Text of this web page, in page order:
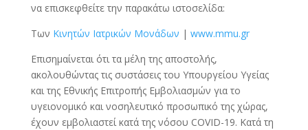
να επισκεφθείτε την παρακάτω ιστοσελίδα:
Των Κινητών Ιατρικών Μονάδων | www.mmu.gr
Επισημαίνεται ότι τα μέλη της αποστολής,
ακολουθώντας τις συστάσεις του Υπουργείου Υγείας
και της Εθνικής Επιτροπής Εμβολιασμών για το
υγειονομικό και νοσηλευτικό προσωπικό της χώρας,
έχουν εμβολιαστεί κατά της νόσου COVID-19. Κατά τη